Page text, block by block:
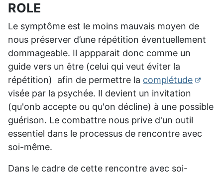
ROLE
Le symptôme est le moins mauvais moyen de
nous préserver d’une répétition éventuellement
dommageable. Il appparait donc comme un
guide vers un être (celui qui veut éviter la
répétition) afin de permettre la complétude
visée par la psychée. Il devient un invitation
(qu'onb accepte ou qu'on décline) à une possible
guérison. Le combattre nous prive d'un outil
essentiel dans le processus de rencontre avec
soi-même.
Dans le cadre de cette rencontre avec soi-